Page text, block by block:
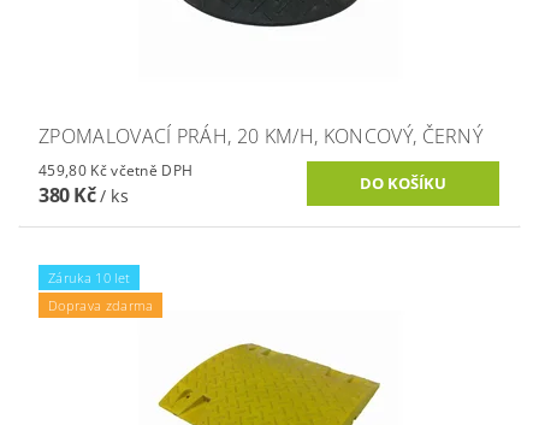
ZPOMALOVACÍ PRÁH, 20 KM/H, KONCOVÝ, ČERNÝ
459,80 Kč včetně DPH
380 Kč/ ks
Záruka 10 let
Doprava zdarma